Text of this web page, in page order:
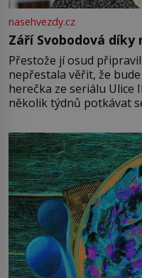
nasehvezdy.cz
Září Svobodová díky
Přestože jí osud
nepřestala věřit, že bude znovu
herečka ze seriálu Ulice
několik týdnů potkávat